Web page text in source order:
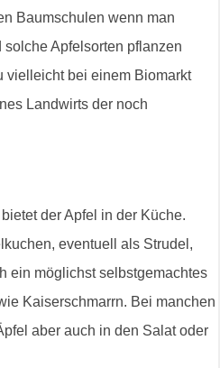
Baumschulen wenn man
Apfelsorten pflanzen
vielleicht bei einem Biomarkt
Landwirts der noch
der Apfel in der Küche.
eventuell als Strudel,
ein möglichst selbstgemachtes
Kaiserschmarrn. Bei manchen
aber auch in den Salat oder